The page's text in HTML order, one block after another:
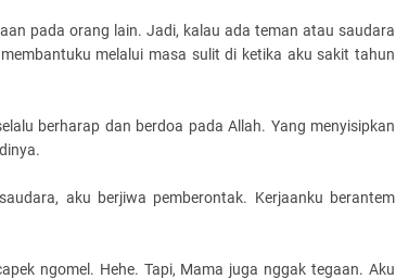
pada orang lain. Jadi, kalau ada teman atau saudara
melalui masa sulit di ketika aku sakit tahun
berharap dan berdoa pada Allah. Yang menyisipkan
aku berjiwa pemberontak. Kerjaanku berantem
ngomel. Hehe. Tapi, Mama juga nggak tegaan. Aku